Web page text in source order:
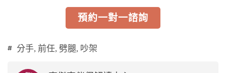
預約一對一諮詢
分手, 前任, 劈腿, 吵架